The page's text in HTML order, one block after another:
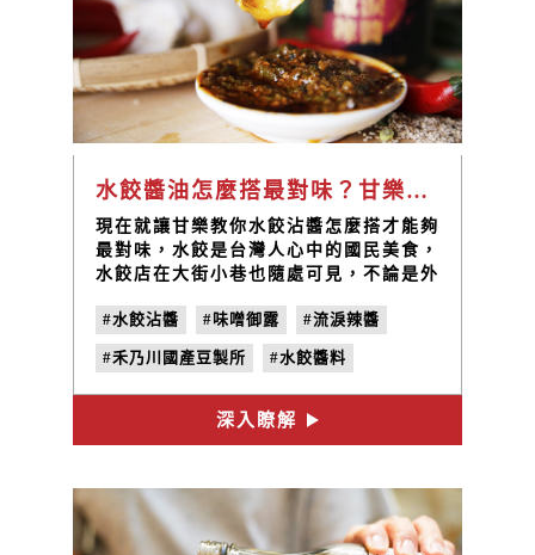
水餃醬油怎麼搭最對味？甘樂不藏私調製教學推薦
現在就讓甘樂教你水餃沾醬怎麼搭才能夠
最對味，水餃是台灣人心中的國民美食，
水餃店在大街小巷也隨處可見，不論是外
速! 在眾多水餃店當中，不同的口味及餅
皮的厚薄都能讓這道國民美食以不同的風
味入口，然而，還有一個關鍵的因素，就
是「醬料的搭配」!
#水餃沾醬 #味噌御露 #流淚辣醬
#禾乃川國產豆製所 #水餃醬料
#水餃醬油
深入瞭解